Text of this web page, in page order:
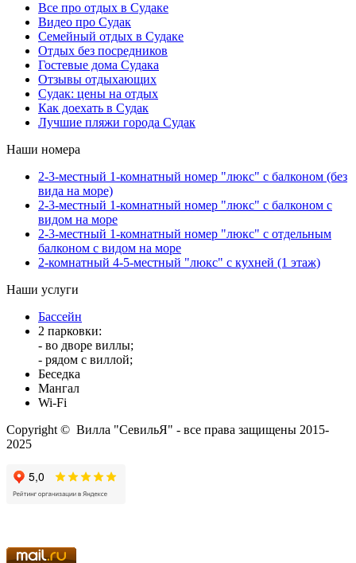
Все про отдых в Судаке
Видео про Судак
Семейный отдых в Судаке
Отдых без посредников
Гостевые дома Судака
Отзывы отдыхающих
Судак: цены на отдых
Как доехать в Судак
Лучшие пляжи города Судак
Наши номера
2-3-местный 1-комнатный номер "люкс" с балконом (без
вида на море)
2-3-местный 1-комнатный номер "люкс" с балконом с
видом на море
2-3-местный 1-комнатный номер "люкс" с отдельным
балконом с видом на море
2-комнатный 4-5-местный "люкс" с кухней (1 этаж)
Наши услуги
Бассейн
2 парковки:
- во дворе виллы;
- рядом с виллой;
Беседка
Мангал
Wi-Fi
Copyright © Вилла "СевильЯ" - все права защищены 2015-
2025